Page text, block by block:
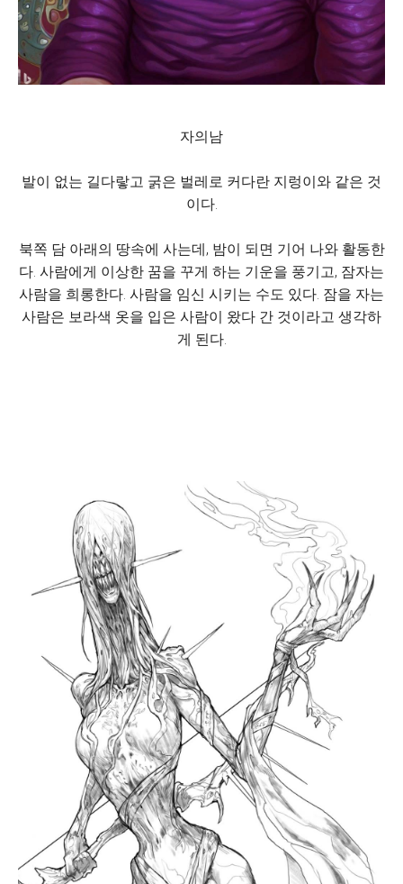
자의남
발이 없는 길다랗고 굵은 벌레로 커다란 지렁이와 같은 것
이다.
북쪽 담 아래의 땅속에 사는데, 밤이 되면 기어 나와 활동한
다. 사람에게 이상한 꿈을 꾸게 하는 기운을 풍기고, 잠자는
사람을 희롱한다. 사람을 임신 시키는 수도 있다. 잠을 자는
사람은 보라색 옷을 입은 사람이 왔다 간 것이라고 생각하
게 된다.